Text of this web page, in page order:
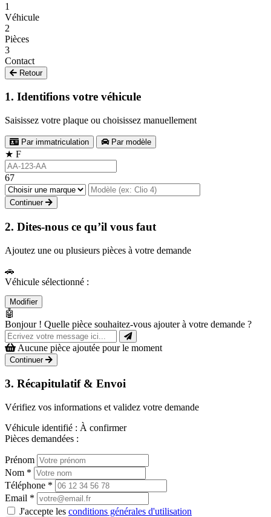
1
Véhicule
2
Pièces
3
Contact
Retour
1. Identifions votre véhicule
Saisissez votre plaque ou choisissez manuellement
Par immatriculation Par modèle
★ F
67
Continuer
2. Dites-nous ce qu’il vous faut
Ajoutez une ou plusieurs pièces à votre demande
🚗
Véhicule sélectionné :
Modifier
🤖
Bonjour ! Quelle pièce souhaitez-vous ajouter à votre demande ?
Aucune pièce ajoutée pour le moment
Continuer
3. Récapitulatif & Envoi
Vérifiez vos informations et validez votre demande
Véhicule identifié : À confirmer
Pièces demandées :
Prénom
Nom *
Téléphone *
Email *
J'accepte les conditions générales d'utilisation